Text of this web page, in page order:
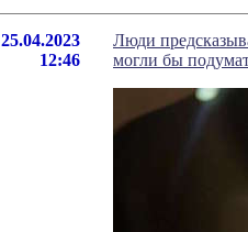
25.04.2023
12:46
Люди
могли бы